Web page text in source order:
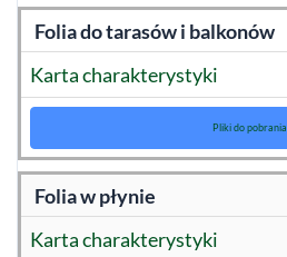
Folia do tarasów i balkonów
Karta charakterystyki
Pliki do pobrania
Folia w płynie
Karta charakterystyki